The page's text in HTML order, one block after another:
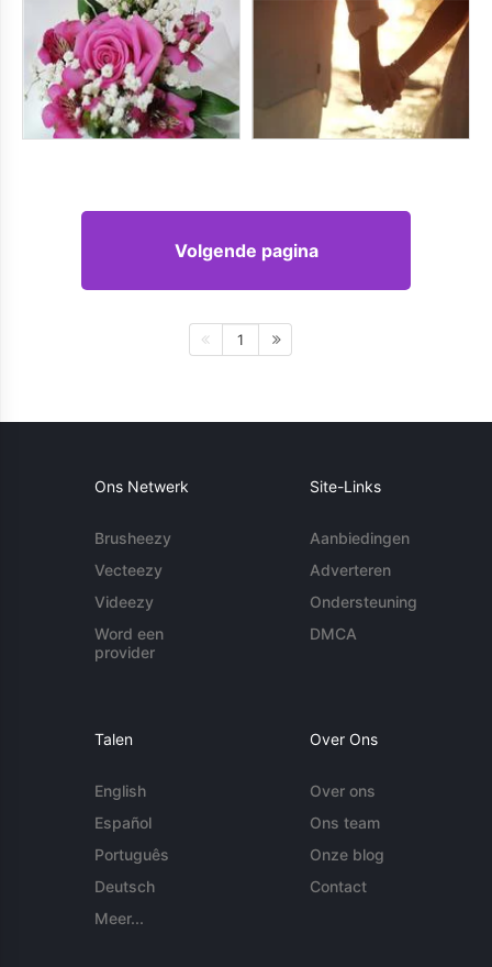
Volgende pagina
1
Ons Netwerk
Brusheezy
Vecteezy
Videezy
Word een
provider
Site-Links
Aanbiedingen
Adverteren
Ondersteuning
DMCA
Talen
English
Español
Português
Deutsch
Meer...
Over Ons
Over ons
Ons team
Onze blog
Contact